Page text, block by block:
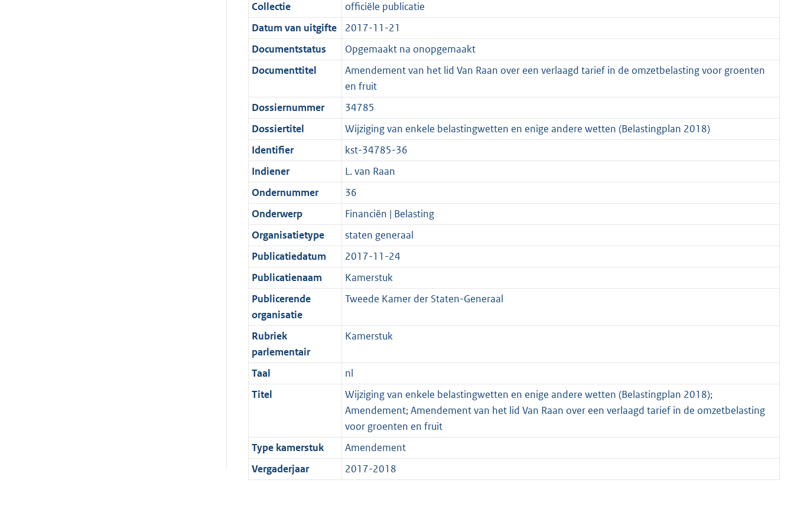
i
e
i
n
o
r
m
a
a
t
4
2
K
b
t
i
e
i
f
o
r
m
a
a
t
:
7
K
b
a
t
i
e
n
f
o
r
m
a
a
t
e
:
7
K
c
a
t
i
i
n
f
o
r
m
a
a
t
t
e
:
4
b
d
s
g
r
o
t
e
2
b
n
d
s
g
r
t
t
e
:
K
b
Collectie
officiële publicatie
Datum van uitgifte
2017-11-21
Documentstatus
Opgemaakt na onopgemaakt
Documenttitel
Amendement van het lid Van Raan over een verlaagd tarief in de omzetbelasting voor groenten
en fruit
Dossiernummer
34785
Dossiertitel
Wijziging van enkele belastingwetten en enige andere wetten (Belastingplan 2018)
Identifier
kst-34785-36
Indiener
L. van Raan
Ondernummer
36
Onderwerp
Financiën | Belasting
Organisatietype
staten generaal
Publicatiedatum
2017-11-24
Publicatienaam
Kamerstuk
Publicerende
organisatie
Tweede Kamer der Staten-Generaal
Rubriek
parlementair
Kamerstuk
Taal
nl
Titel
Wijziging van enkele belastingwetten en enige andere wetten (Belastingplan 2018);
Amendement; Amendement van het lid Van Raan over een verlaagd tarief in de omzetbelasting
voor groenten en fruit
Type kamerstuk
Amendement
Vergaderjaar
2017-2018